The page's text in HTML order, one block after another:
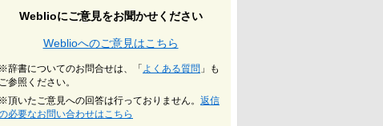
Weblioにご意見をお聞かせください
Weblioへのご意見はこちら
※辞書についてのお問合せは、「 よくある質問 」も
ご参照ください。
※頂いたご意見への回答は行っておりません。 返信
必要なお問い合わせはこちら